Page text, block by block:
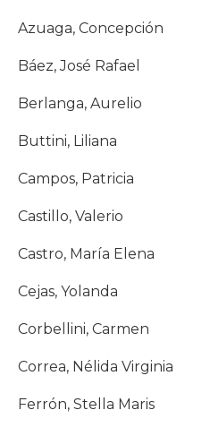
Azuaga, Concepción
Báez, José Rafael
Berlanga, Aurelio
Buttini, Liliana
Campos, Patricia
Castillo, Valerio
Castro, María Elena
Cejas, Yolanda
Corbellini, Carmen
Correa, Nélida Virginia
Ferrón, Stella Maris